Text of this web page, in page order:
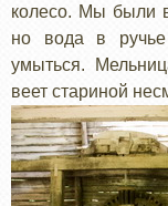
колесо. Мы были
но вода в
умыться.
веет стариной